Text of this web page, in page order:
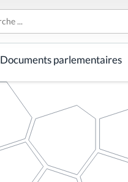
Documents parlementaires